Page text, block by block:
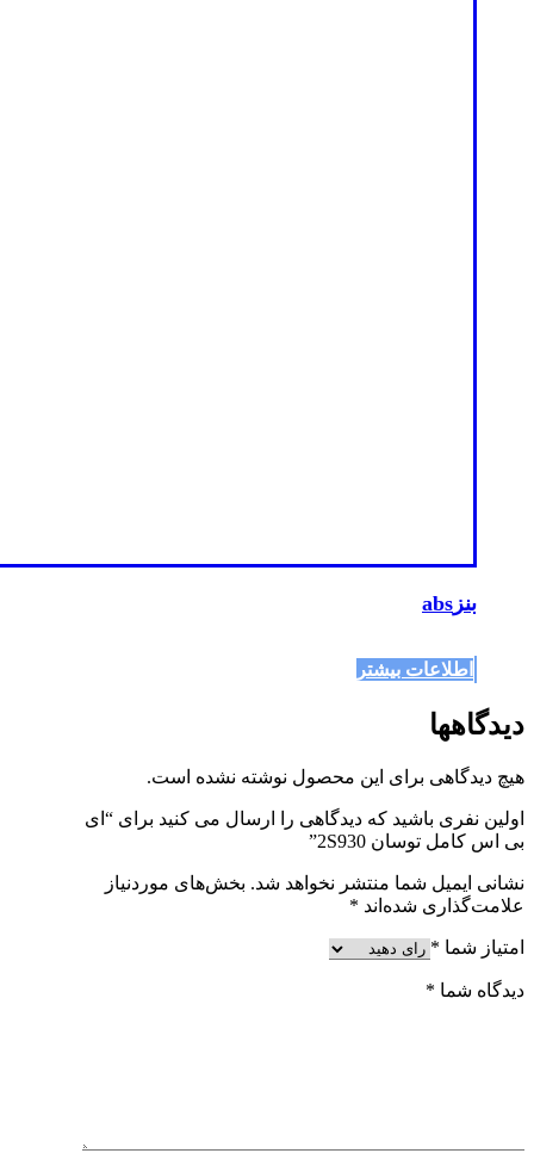
بنزabs
اطلاعات بیشتر
دیدگاهها
هیچ دیدگاهی برای این محصول نوشته نشده است.
اولین نفری باشید که دیدگاهی را ارسال می کنید برای “ای
بی اس کامل توسان 2S930”
نشانی ایمیل شما منتشر نخواهد شد. بخش‌های موردنیاز
علامت‌گذاری شده‌اند *
امتیاز شما *
دیدگاه شما *